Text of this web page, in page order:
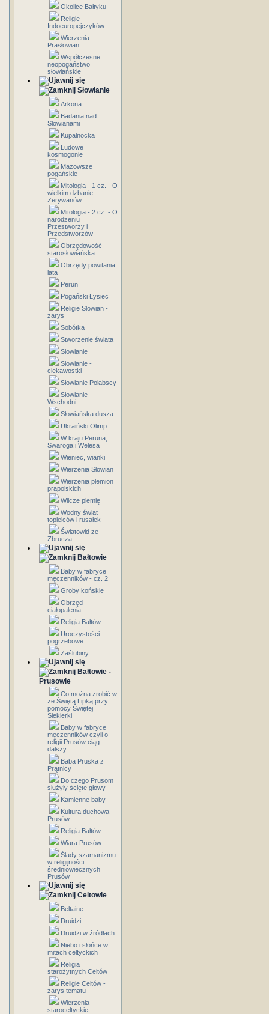
Okolice Bałtyku
Religie
Indoeuropejczyków
Wierzenia
Prasłowian
Współczesne
neopogaństwo
słowiańskie
Słowianie
Arkona
Badania nad
Słowianami
Kupalnocka
Ludowe
kosmogonie
Mazowsze
pogańskie
Mitologia - 1 cz. - O
wielkim dzbanie
Zerywanów
Mitologia - 2 cz. - O
narodzeniu
Przestworzy i
Przedstworzów
Obrzędowość
starosłowiańska
Obrzędy powitania
lata
Perun
Pogański Łysiec
Religie Słowian -
zarys
Sobótka
Stworzenie świata
Słowianie
Słowianie -
ciekawostki
Słowianie Połabscy
Słowianie
Wschodni
Słowiańska dusza
Ukraiński Olimp
W kraju Peruna,
Swaroga i Welesa
Wieniec, wianki
Wierzenia Słowian
Wierzenia plemion
prapolskich
Wilcze plemię
Wodny świat
topielców i rusałek
Światowid ze
Zbrucza
Bałtowie
Baby w fabryce
męczenników - cz. 2
Groby końskie
Obrzęd
ciałopalenia
Religia Bałtów
Uroczystości
pogrzebowe
Zaślubiny
Bałtowie -
Prusowie
Co można zrobić w
ze Świętą Lipką przy
pomocy Świętej
Siekierki
Baby w fabryce
męczenników czyli o
religii Prusów ciąg
dalszy
Baba Pruska z
Prątnicy
Do czego Prusom
służyły ścięte głowy
Kamienne baby
Kultura duchowa
Prusów
Religia Bałtów
Wiara Prusów
Ślady szamanizmu
w religijności
średniowiecznych
Prusów
Celtowie
Beltaine
Druidzi
Druidzi w źródłach
Niebo i słońce w
mitach celtyckich
Religia
starożytnych Celtów
Religie Celtów -
zarys tematu
Wierzenia
staroceltyckie